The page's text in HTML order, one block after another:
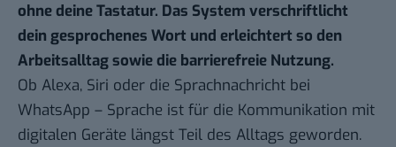
ohne deine Tastatur. Das System verschriftlicht
dein gesprochenes Wort und erleichtert so den
Arbeitsalltag sowie die barrierefreie Nutzung.
Ob Alexa, Siri oder die Sprachnachricht bei
WhatsApp – Sprache ist für die Kommunikation mit
digitalen Geräte längst Teil des Alltags geworden.